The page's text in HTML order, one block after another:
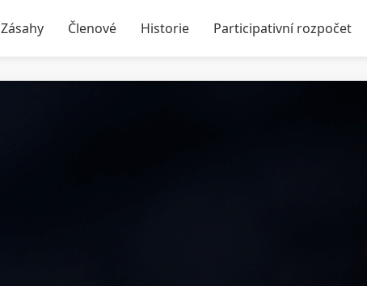
Zásahy Členové Historie Participativní rozpočet